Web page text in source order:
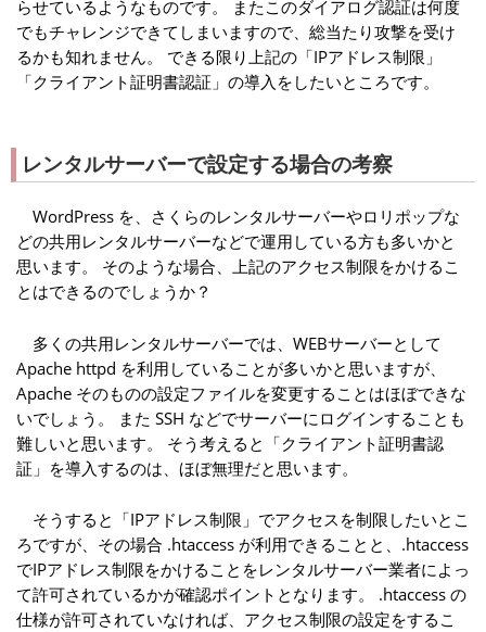
らせているようなものです。 またこのダイアログ認証は何度
でもチャレンジできてしまいますので、総当たり攻撃を受け
るかも知れません。 できる限り上記の「IPアドレス制限」
「クライアント証明書認証」の導入をしたいところです。
レンタルサーバーで設定する場合の考察
WordPress を、さくらのレンタルサーバーやロリポップな
どの共用レンタルサーバーなどで運用している方も多いかと
思います。 そのような場合、上記のアクセス制限をかけるこ
とはできるのでしょうか？
多くの共用レンタルサーバーでは、WEBサーバーとして
Apache httpd を利用していることが多いかと思いますが、
Apache そのものの設定ファイルを変更することはほぼできな
いでしょう。 また SSH などでサーバーにログインすることも
難しいと思います。 そう考えると「クライアント証明書認
証」を導入するのは、ほぼ無理だと思います。
そうすると「IPアドレス制限」でアクセスを制限したいとこ
ろですが、その場合 .htaccess が利用できることと、.htaccess
でIPアドレス制限をかけることをレンタルサーバー業者によっ
て許可されているかが確認ポイントとなります。 .htaccess の
仕様が許可されていなければ、アクセス制限の設定をするこ